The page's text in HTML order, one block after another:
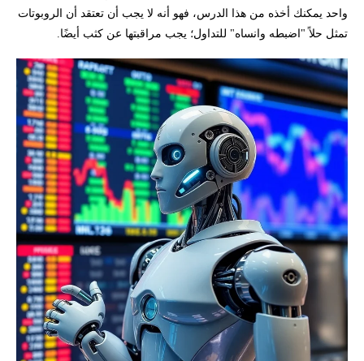
واحد يمكنك أخذه من هذا الدرس، فهو أنه لا يجب أن تعتقد أن الروبوتات
تمثل حلاً "اضبطه وانساه" للتداول؛ يجب مراقبتها عن كثب أيضًا.